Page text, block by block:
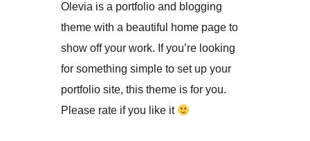
Olevia is a portfolio and blogging
theme with a beautiful home page to
show off your work. If you’re looking
for something simple to set up your
portfolio site, this theme is for you.
Please rate if you like it